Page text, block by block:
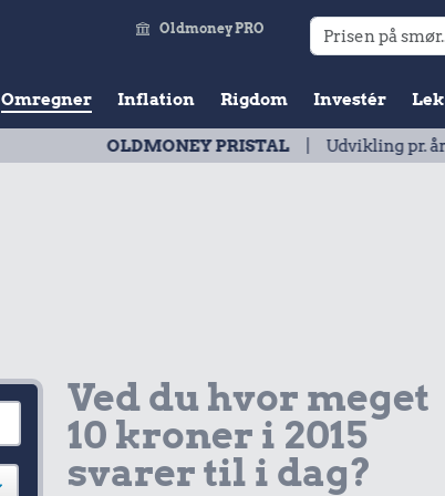
Oldmoney PRO
Omregner Inflation Rigdom Investér
OLDMONEY PRISTAL| Udvikling pr. år
Ved du hvor meget
10 kroner i 2015
svarer til i dag?